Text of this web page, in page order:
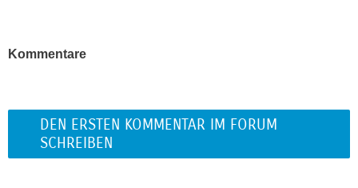
Kommentare
DEN ERSTEN KOMMENTAR IM FORUM
SCHREIBEN